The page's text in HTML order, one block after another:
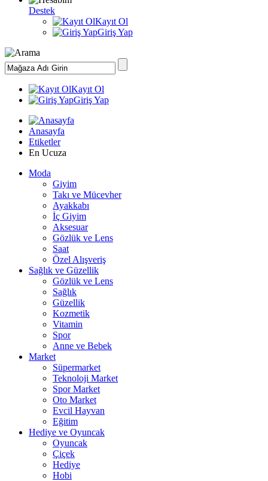
Destek
Kayıt Ol
Giriş Yap
Kayıt Ol
Giriş Yap
Anasayfa
Etiketler
En Ucuza
Moda
Giyim
Takı ve Mücevher
Ayakkabı
İç Giyim
Aksesuar
Gözlük ve Lens
Saat
Özel Alışveriş
Sağlık ve Güzellik
Gözlük ve Lens
Sağlık
Güzellik
Kozmetik
Vitamin
Spor
Anne ve Bebek
Market
Süpermarket
Teknoloji Market
Spor Market
Oto Market
Evcil Hayvan
Eğitim
Hediye ve Oyuncak
Oyuncak
Çiçek
Hediye
Hobi